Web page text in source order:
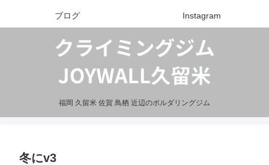
福岡 久留米 佐賀 鳥栖 近辺のボルダリングジム
ブログ Instagram
冬にv3